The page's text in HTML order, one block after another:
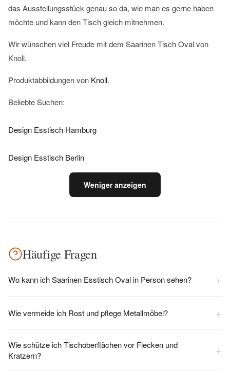
das Ausstellungsstück genau so da, wie man es gerne haben
möchte und kann den Tisch gleich mitnehmen.
Wir wünschen viel Freude mit dem Saarinen Tisch Oval von
Knoll.
Produktabbildungen von Knoll.
Beliebte Suchen:
Design Esstisch Hamburg
Design Esstisch Berlin
Weniger anzeigen
Häufige Fragen
Wo kann ich Saarinen Esstisch Oval in Person sehen? +
Wie vermeide ich Rost und pflege Metallmöbel? +
Wie schütze ich Tischoberflächen vor Flecken und
Kratzern?
+